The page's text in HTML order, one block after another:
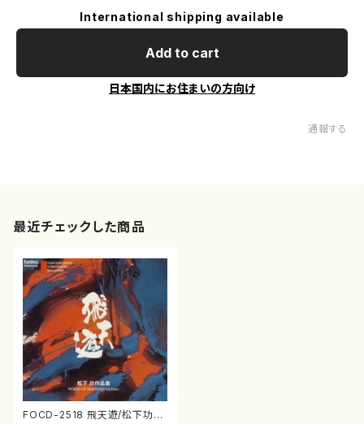
International shipping available
Add to cart
日本国内にお住まいの方向け
通報する
最近チェックした商品
FOCD-2518 飛天遊/松下功作